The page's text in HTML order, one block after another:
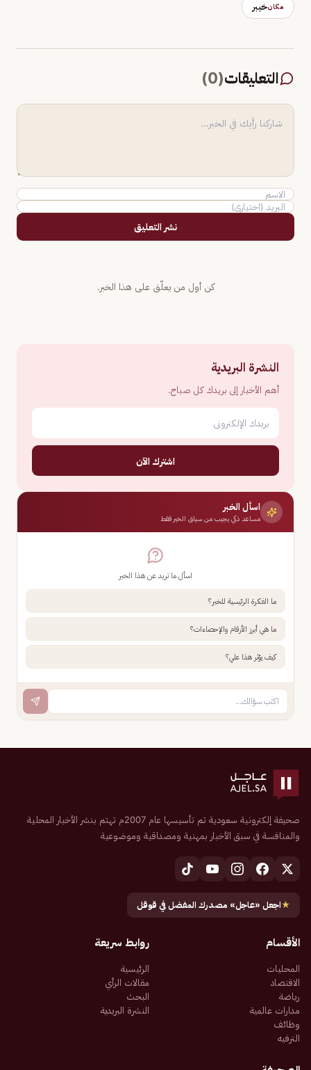
مكانخيبر
التعليقات(
0
)
نشر التعليق
كن أول من يعلّق على هذا الخبر.
النشرة البريدية
أهم الأخبار إلى بريدك كل صباح.
اشترك الآن
اسأل الخبر
مساعد ذكي يجيب من سياق الخبر فقط
اسأل ما تريد عن هذا الخبر
ما الفكرة الرئيسية للخبر؟
ما هي أبرز الأرقام والإحصاءات؟
كيف يؤثر هذا علي؟
صحيفة إلكترونية سعودية تم تأسيسها عام 2007م تهتم بنشر الأخبار المحلية
والمنافسة في سبق الأخبار بمهنية ومصداقية وموضوعية
★اجعل «عاجل» مصدرك المفضل في قوقل
الأقسام
المحليات
الاقتصاد
رياضة
مدارات عالمية
وظائف
الترفيه
روابط سريعة
الرئيسية
مقالات الرأي
البحث
النشرة البريدية